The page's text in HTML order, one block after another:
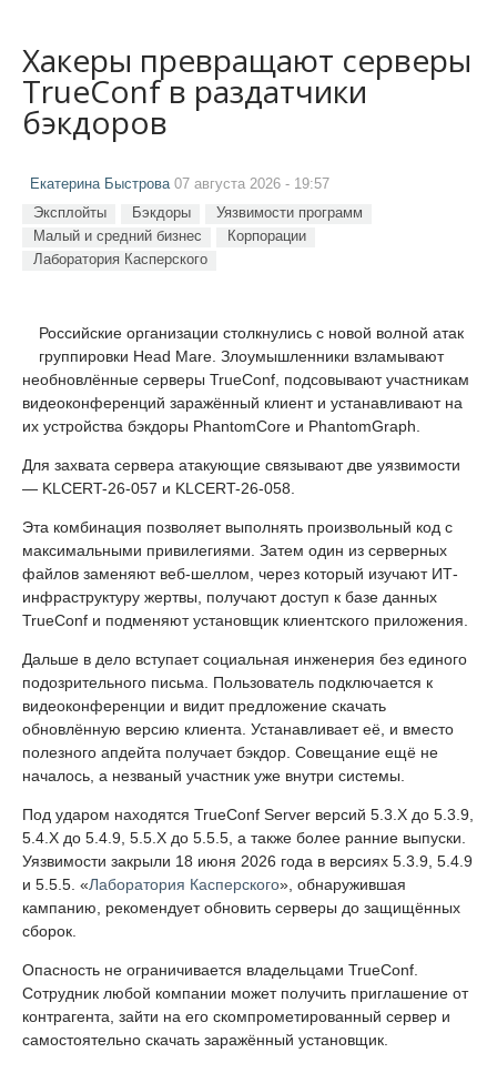
безопасности
Хакеры превращают серверы
TrueConf в раздатчики
бэкдоров
Екатерина Быстрова 07 августа 2026 - 19:57
Эксплойты Бэкдоры
Уязвимости программ
Малый и средний бизнес
Корпорации
Лаборатория Касперского
Российские организации столкнулись с новой волной атак
группировки Head Mare. Злоумышленники взламывают
необновлённые серверы TrueConf, подсовывают участникам
видеоконференций заражённый клиент и устанавливают на
их устройства бэкдоры PhantomCore и PhantomGraph.
Для захвата сервера атакующие связывают две уязвимости
— KLCERT-26-057 и KLCERT-26-058.
Эта комбинация позволяет выполнять произвольный код с
максимальными привилегиями. Затем один из серверных
файлов заменяют веб-шеллом, через который изучают ИТ-
инфраструктуру жертвы, получают доступ к базе данных
TrueConf и подменяют установщик клиентского приложения.
Дальше в дело вступает социальная инженерия без единого
подозрительного письма. Пользователь подключается к
видеоконференции и видит предложение скачать
обновлённую версию клиента. Устанавливает её, и вместо
полезного апдейта получает бэкдор. Совещание ещё не
началось, а незваный участник уже внутри системы.
Под ударом находятся TrueConf Server версий 5.3.X до 5.3.9,
5.4.X до 5.4.9, 5.5.X до 5.5.5, а также более ранние выпуски.
Уязвимости закрыли 18 июня 2026 года в версиях 5.3.9, 5.4.9
и 5.5.5. «Лаборатория Касперского», обнаружившая
кампанию, рекомендует обновить серверы до защищённых
сборок.
Опасность не ограничивается владельцами TrueConf.
Сотрудник любой компании может получить приглашение от
контрагента, зайти на его скомпрометированный сервер и
самостоятельно скачать заражённый установщик.